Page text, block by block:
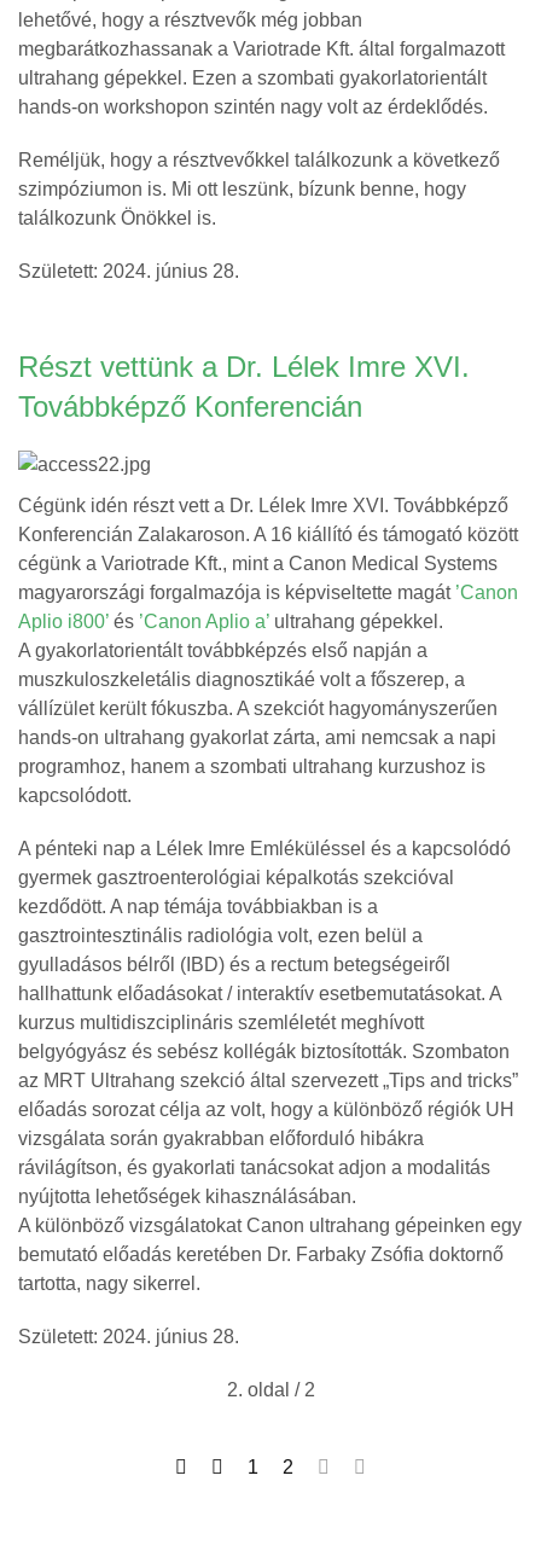
lehetővé, hogy a résztvevők még jobban
megbarátkozhassanak a Variotrade Kft. által forgalmazott
ultrahang gépekkel. Ezen a szombati gyakorlatorientált
hands-on workshopon szintén nagy volt az érdeklődés.
Reméljük, hogy a résztvevőkkel találkozunk a következő
szimpóziumon is. Mi ott leszünk, bízunk benne, hogy
találkozunk Önökkel is.
Született: 2024. június 28.
Részt vettünk a Dr. Lélek Imre XVI.
Továbbképző Konferencián
Cégünk idén részt vett a Dr. Lélek Imre XVI. Továbbképző
Konferencián Zalakaroson. A 16 kiállító és támogató között
cégünk a Variotrade Kft., mint a Canon Medical Systems
magyarországi forgalmazója is képviseltette magát’Canon
Aplio i800’ és ’Canon Aplio a’ ultrahang gépekkel.
A gyakorlatorientált továbbképzés első napján a
muszkuloszkeletális diagnosztikáé volt a főszerep, a
vállízület került fókuszba. A szekciót hagyományszerűen
hands-on ultrahang gyakorlat zárta, ami nemcsak a napi
programhoz, hanem a szombati ultrahang kurzushoz is
kapcsolódott.
A pénteki nap a Lélek Imre Emléküléssel és a kapcsolódó
gyermek gasztroenterológiai képalkotás szekcióval
kezdődött. A nap témája továbbiakban is a
gasztrointesztinális radiológia volt, ezen belül a
gyulladásos bélről (IBD) és a rectum betegségeiről
hallhattunk előadásokat / interaktív esetbemutatásokat. A
kurzus multidiszciplináris szemléletét meghívott
belgyógyász és sebész kollégák biztosították. Szombaton
az MRT Ultrahang szekció által szervezett „Tips and tricks”
előadás sorozat célja az volt, hogy a különböző régiók UH
vizsgálata során gyakrabban előforduló hibákra
rávilágítson, és gyakorlati tanácsokat adjon a modalitás
nyújtotta lehetőségek kihasználásában.
A különböző vizsgálatokat Canon ultrahang gépeinken egy
bemutató előadás keretében Dr. Farbaky Zsófia doktornő
tartotta, nagy sikerrel.
Született: 2024. június 28.
2. oldal / 2
1 2